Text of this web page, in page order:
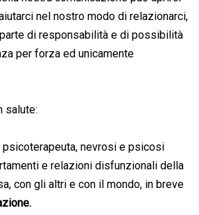
nel nostro modo di relazionarci,
di responsabilità e di possibilità
per forza ed unicamente
salute:
nevrosi e psicosi
e relazioni disfunzionali della
con gli altri e con il mondo, in breve